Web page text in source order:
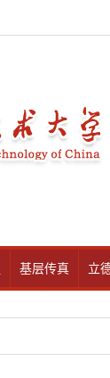
基层传真 立